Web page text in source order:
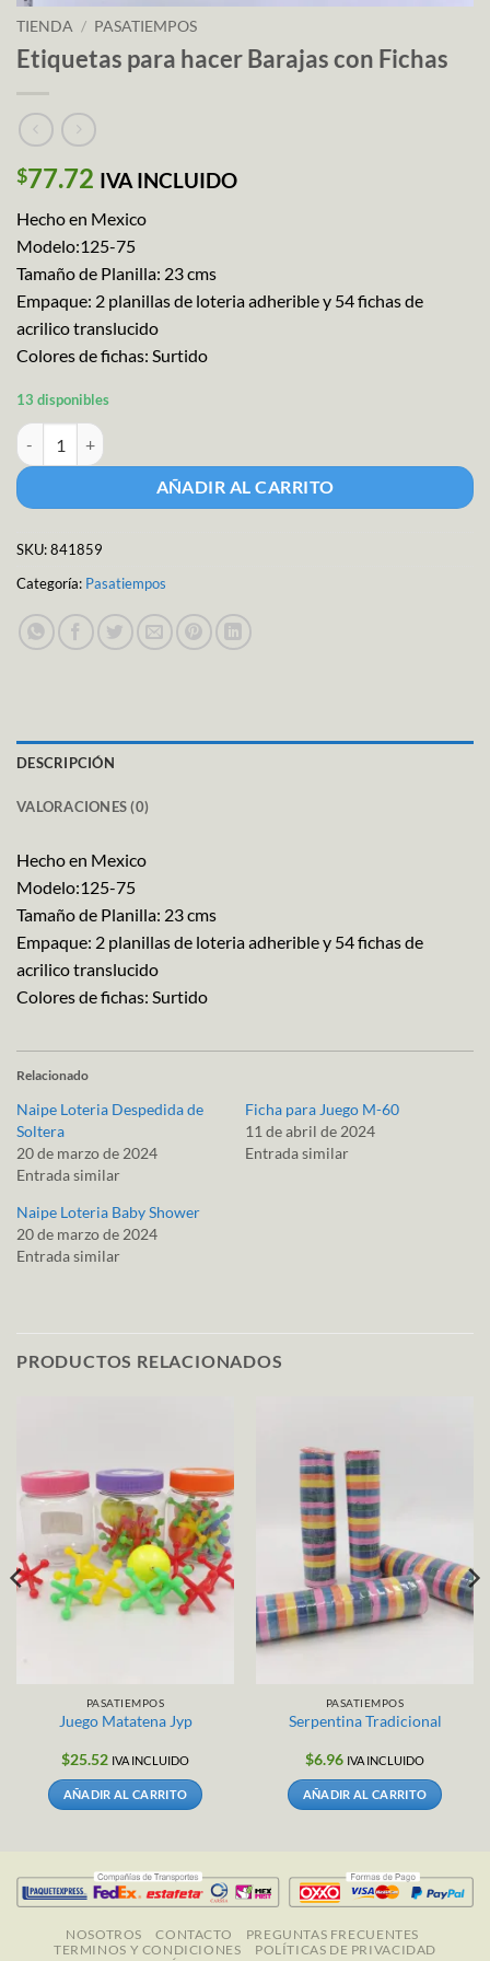
TIENDA / PASATIEMPOS
Etiquetas para hacer Barajas con Fichas
$77.72 IVA INCLUIDO
Hecho en Mexico
Modelo:125-75
Tamaño de Planilla: 23 cms
Empaque: 2 planillas de loteria adherible y 54 fichas de
acrilico translucido
Colores de fichas: Surtido
13 disponibles
Etiquetas para hacer Barajas con Fichas cantidad
AÑADIR AL CARRITO
SKU:841859
Categoría: Pasatiempos
DESCRIPCIÓN
VALORACIONES (0)
Hecho en Mexico
Modelo:125-75
Tamaño de Planilla: 23 cms
Empaque: 2 planillas de loteria adherible y 54 fichas de
acrilico translucido
Colores de fichas: Surtido
Relacionado
Naipe Loteria Despedida de
Soltera
20 de marzo de 2024
Entrada similar
Ficha para Juego M-60
11 de abril de 2024
Entrada similar
Naipe Loteria Baby Shower
20 de marzo de 2024
Entrada similar
PRODUCTOS RELACIONADOS
PASATIEMPOS
Juego Matatena Jyp
$25.52 IVA INCLUIDO
AÑADIR AL CARRITO
PASATIEMPOS
Serpentina Tradicional
$6.96 IVA INCLUIDO
AÑADIR AL CARRITO
NOSOTROS CONTACTO
PREGUNTAS FRECUENTES
TERMINOS Y CONDICIONES
POLÍTICAS DE PRIVACIDAD